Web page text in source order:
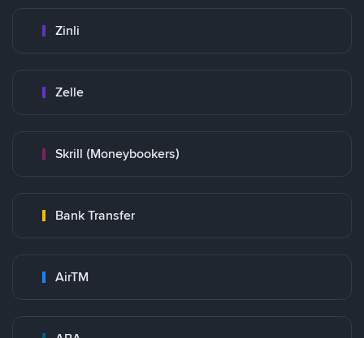
Zinli
Zelle
Skrill (Moneybookers)
Bank Transfer
AirTM